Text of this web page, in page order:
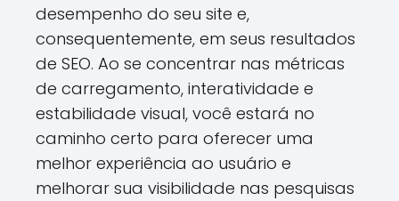
desempenho do seu site e,
consequentemente, em seus resultados
de SEO. Ao se concentrar nas métricas
de carregamento, interatividade e
estabilidade visual, você estará no
caminho certo para oferecer uma
melhor experiência ao usuário e
melhorar sua visibilidade nas pesquisas